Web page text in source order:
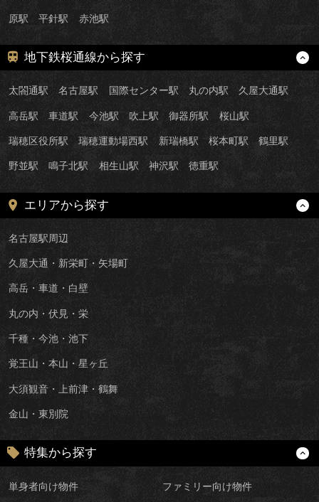
原駅 平針駅 赤池駅
地下鉄桜通線から探す
太閤通駅 名古屋駅 国際センター駅 丸の内駅 久屋大通駅
高岳駅 車道駅 今池駅 吹上駅 御器所駅 桜山駅
瑞穂区役所駅 瑞穂運動場西駅 新瑞橋駅 桜本町駅 鶴里駅
野並駅 鳴子北駅 相生山駅 神沢駅 徳重駅
エリアから探す
名古屋駅周辺
久屋大通・新栄町・矢場町
高岳・車道・白壁
丸の内・伏見・栄
千種・今池・池下
覚王山・本山・星ヶ丘
大須観音・上前津・鶴舞
金山・東別院
特集から探す
単身者向け物件 ファミリー向け物件